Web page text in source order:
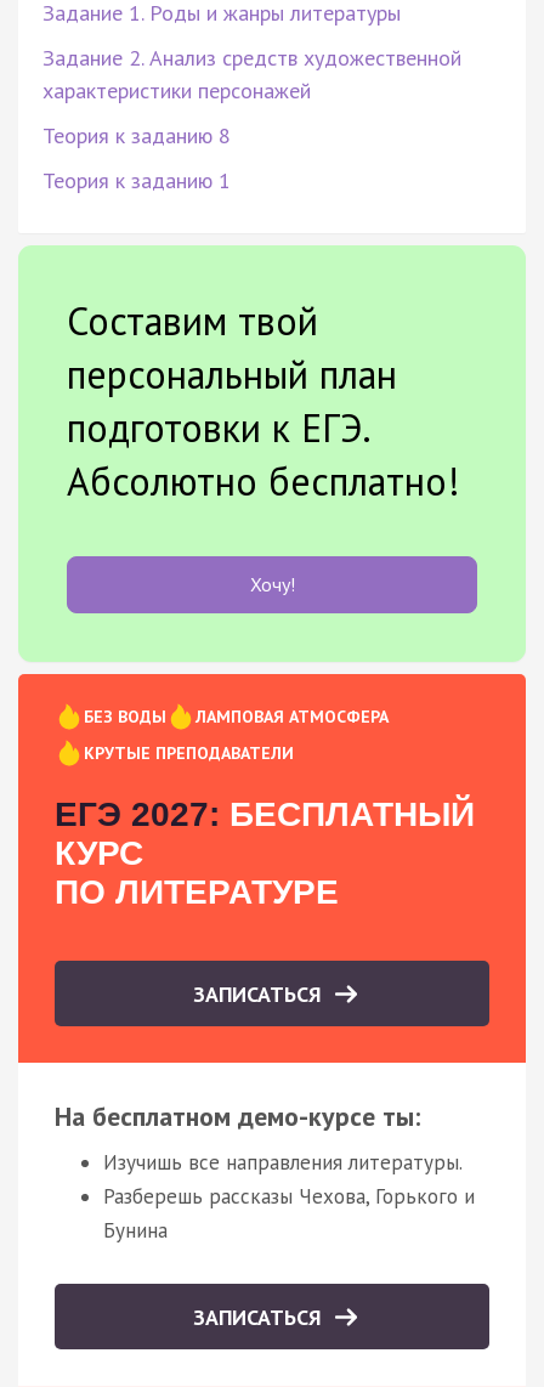
Задание 1. Роды и жанры литературы
Задание 2. Анализ средств художественной
характеристики персонажей
Теория к заданию 8
Теория к заданию 1
Составим твой
персональный план
подготовки к ЕГЭ.
Абсолютно бесплатно!
Хочу!
БЕЗ ВОДЫ
ЛАМПОВАЯ АТМОСФЕРА
КРУТЫЕ ПРЕПОДАВАТЕЛИ
ЕГЭ 2027: БЕСПЛАТНЫЙ
КУРС
ПО ЛИТЕРАТУРЕ
ЗАПИСАТЬСЯ
На бесплатном демо-курсе ты:
Изучишь все направления литературы.
Разберешь рассказы Чехова, Горького и
Бунина
ЗАПИСАТЬСЯ